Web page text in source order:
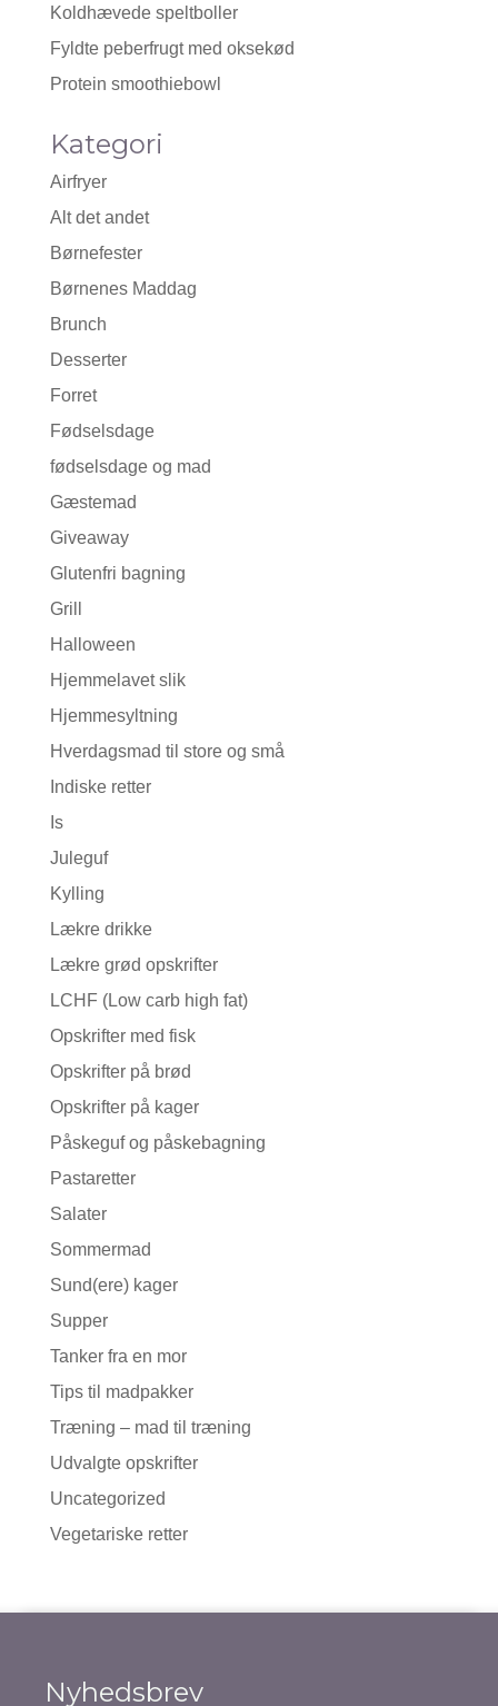
Koldhævede speltboller
Fyldte peberfrugt med oksekød
Protein smoothiebowl
Kategori
Airfryer
Alt det andet
Børnefester
Børnenes Maddag
Brunch
Desserter
Forret
Fødselsdage
fødselsdage og mad
Gæstemad
Giveaway
Glutenfri bagning
Grill
Halloween
Hjemmelavet slik
Hjemmesyltning
Hverdagsmad til store og små
Indiske retter
Is
Juleguf
Kylling
Lækre drikke
Lækre grød opskrifter
LCHF (Low carb high fat)
Opskrifter med fisk
Opskrifter på brød
Opskrifter på kager
Påskeguf og påskebagning
Pastaretter
Salater
Sommermad
Sund(ere) kager
Supper
Tanker fra en mor
Tips til madpakker
Træning – mad til træning
Udvalgte opskrifter
Uncategorized
Vegetariske retter
Nyhedsbrev